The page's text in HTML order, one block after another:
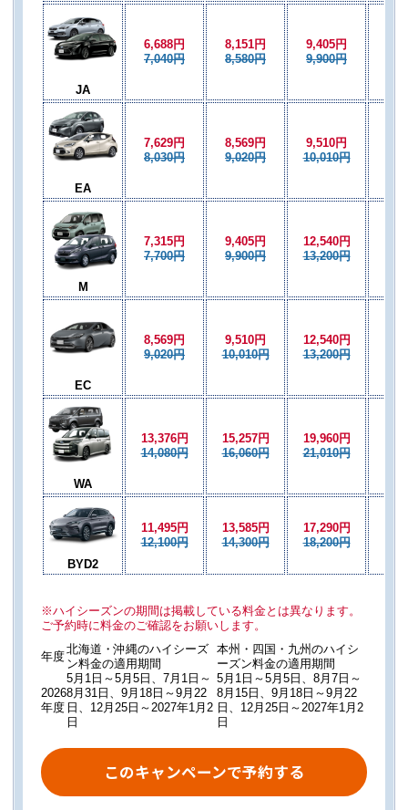
JA
6,688円
7,040円
8,151円
8,580円
9,405円
9,900円
EA
7,629円
8,030円
8,569円
9,020円
9,510円
10,010円
M
7,315円
7,700円
9,405円
9,900円
12,540円
13,200円
EC
8,569円
9,020円
9,510円
10,010円
12,540円
13,200円
WA
13,376円
14,080円
15,257円
16,060円
19,960円
21,010円
BYD2
11,495円
12,100円
13,585円
14,300円
17,290円
18,200円
※ハイシーズンの期間は掲載している料金とは異なります。
ご予約時に料金のご確認をお願いします。
年度
北海道・沖縄のハイシーズ
ン料金の適用期間
本州・四国・九州のハイシ
ーズン料金の適用期間
2026
年度
5月1日～5月5日、7月1日～
8月31日、9月18日～9月22
日、12月25日～2027年1月2
日
5月1日～5月5日、8月7日～
8月15日、9月18日～9月22
日、12月25日～2027年1月2
日
このキャンペーンで予約する